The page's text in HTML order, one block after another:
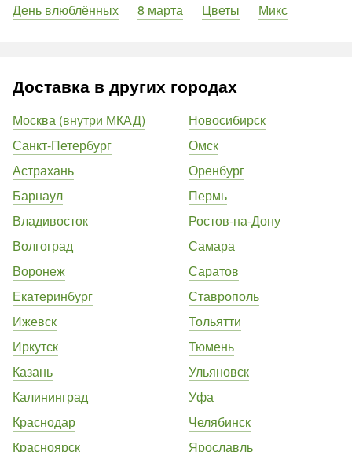
День влюблённых
8 марта Цветы Микс
Доставка в других городах
Москва (внутри МКАД)
Санкт-Петербург
Астрахань
Барнаул
Владивосток
Волгоград
Воронеж
Екатеринбург
Ижевск
Иркутск
Казань
Калининград
Краснодар
Красноярск
Новосибирск
Омск
Оренбург
Пермь
Ростов-на-Дону
Самара
Саратов
Ставрополь
Тольятти
Тюмень
Ульяновск
Уфа
Челябинск
Ярославль